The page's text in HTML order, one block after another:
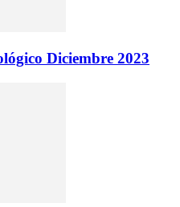
Diciembre 2023